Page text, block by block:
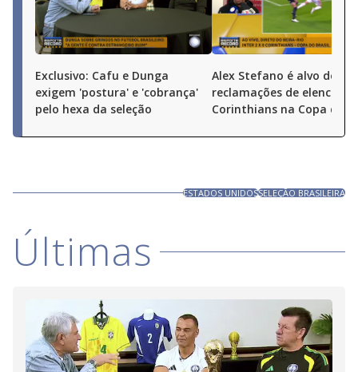
Exclusivo: Cafu e Dunga
exigem 'postura' e 'cobrança'
pelo hexa da seleção
Alex Stefano é alvo de
reclamações de elenco do
Corinthians na Copa do
ESTADOS UNIDOSSELEÇÃO BRASILEIRA
Últimas